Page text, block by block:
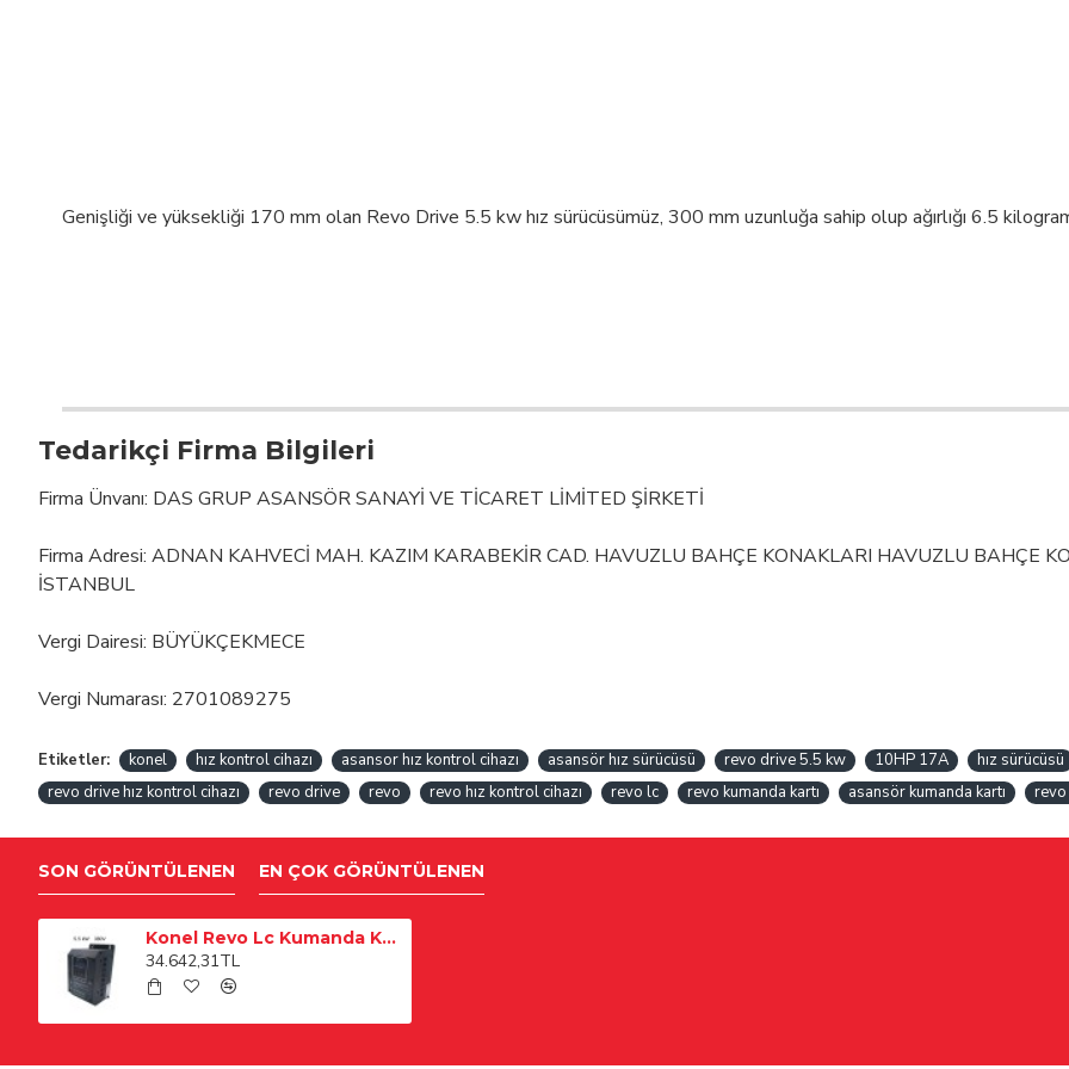
Genişliği ve yüksekliği 170 mm olan Revo Drive 5.5 kw hız sürücüsümüz, 300 mm uzunluğa sahip olup ağırlığı 6.5
Tedarikçi Firma Bilgileri
Firma Ünvanı: DAS GRUP ASANSÖR SANAYİ VE TİCARET LİMİTED ŞİRKETİ
Firma Adresi: ADNAN KAHVECİ MAH. KAZIM KARABEKİR CAD. HAVUZLU BAHÇE KONAKLARI HAVUZLU BAHÇE
İSTANBUL
Vergi Dairesi: BÜYÜKÇEKMECE
Vergi Numarası: 2701089275
Etiketler: konel hız kontrol cihazı asansor hız kontrol cihazı asansör hız sürücüsü revo drive 5.5 kw 10HP 17A
hız sürücüsü
revo drive hız kontrol cihazı
revo drive revo revo hız kontrol cihazı revo lc revo kumanda kartı asansör kumanda kartı
SON GÖRÜNTÜLENEN EN ÇOK GÖRÜNTÜLENEN
Konel Revo Lc Kumanda Kartı Revo Drive 5.5 kw 380V Hız Kontrol Cihazı Takımı
34.642,31TL